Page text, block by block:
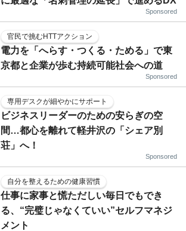
Sponsored
官民で挑むHTTアクション
電力を「へらす・つくる・ためる」で東
京都と企業が歩む持続可能社会への道
Sponsored
専用デスクが細やかにサポート
ビジネスリーダーのための安らぎの空
間…都心を離れて軽井沢の「シェア別
荘」へ！
Sponsored
自分を整えるための健康習慣
仕事に家事と慌ただしい毎日でもでき
る、“完璧じゃなくていい”セルフマネジ
メント